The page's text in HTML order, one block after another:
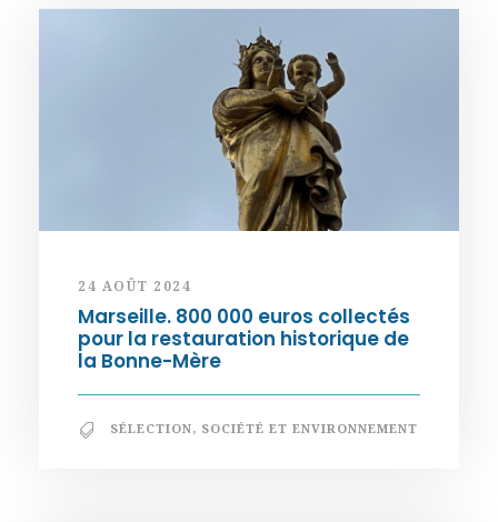
24 AOÛT 2024
Marseille. 800 000 euros collectés
pour la restauration historique de
la Bonne-Mère
SÉLECTION, SOCIÉTÉ ET ENVIRONNEMENT